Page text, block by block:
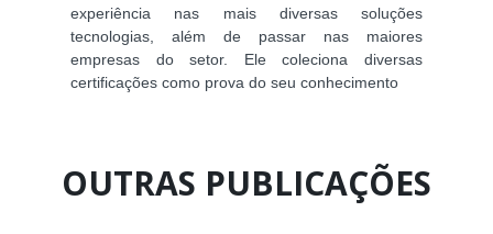
experiência nas mais diversas soluções
tecnologias, além de passar nas maiores
empresas do setor. Ele coleciona diversas
certificações como prova do seu conhecimento
OUTRAS PUBLICAÇÕES